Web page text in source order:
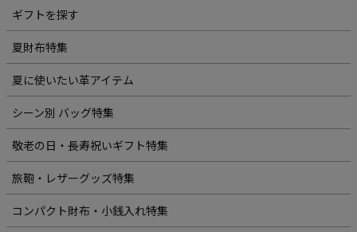
ギフトを探す
夏財布特集
夏に使いたい革アイテム
シーン別 バッグ特集
敬老の日・長寿祝いギフト特集
旅鞄・レザーグッズ特集
コンパクト財布・小銭入れ特集